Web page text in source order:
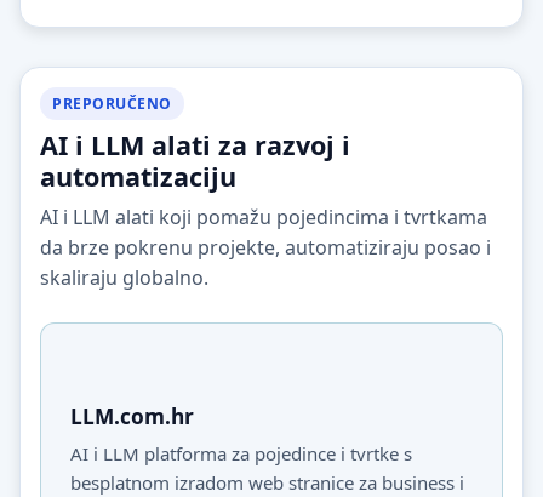
PREPORUČENO
AI i LLM alati za razvoj i
automatizaciju
AI i LLM alati koji pomažu pojedincima i tvrtkama
da brze pokrenu projekte, automatiziraju posao i
skaliraju globalno.
LLM.com.hr
AI i LLM platforma za pojedince i tvrtke s
besplatnom izradom web stranice za business i